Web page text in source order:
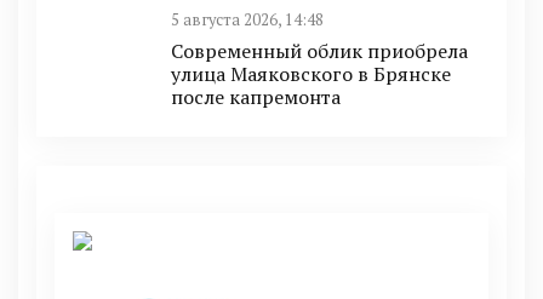
5 августа 2026, 14:48
Современный облик приобрела
улица Маяковского в Брянске
после капремонта